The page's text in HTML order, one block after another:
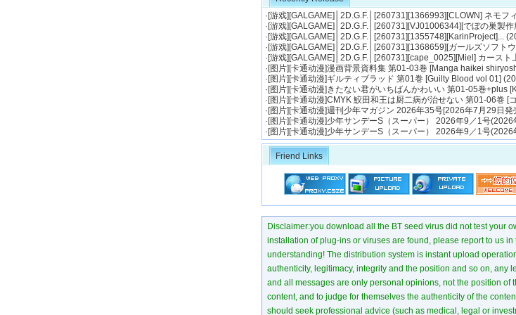
·[游戏][GALGAME] │2D.G.F.│[260731][1366993][CLOWN] ネモフ
·[游戏][GALGAME] │2D.G.F.│[260731][VJ01006344][でぼの巣製作
·[游戏][GALGAME] │2D.G.F.│[260731][1355748][KarinProject]...
·[游戏][GALGAME] │2D.G.F.│[260731][1368659][ガールズソフト
·[游戏][GALGAME] │2D.G.F.│[260731][cape_0025][Miel] カースト
·[图片][卡通动漫]漫画背景資料集 第01-03巻 [Manga haikei
·[图片][卡通动漫]ギルティブラッド 第01巻 [Guilty Blood vol 01]
·[图片][卡通动漫] きたない君がいちばんかわいい 第01-05巻+plus
·[图片][卡通动漫]CMYK 鮫田和王は厨二病が治せない 第01‐06巻 [
·[图片][卡通动漫]週刊少年マガジン 2026年35号[2026年7月29日発
·[图片][卡通动漫]少年サンデーS（スーパー） 2026年9／1号(2026
·[图片][卡通动漫]少年サンデーS（スーパー） 2026年9／1号(2026
Friend Links
Disclaimer:you download all the BT seed virus did not test your
installation of plug-ins or viruses are found, please report to us
understanding! The distribution system is instant upload
authenticity, legitimacy, integrity and the position and so on, any
and all messages are only personal opinions, not the position of
content, and to judge for themselves the authenticity of the
should seek professional advice (such as medical, legal or